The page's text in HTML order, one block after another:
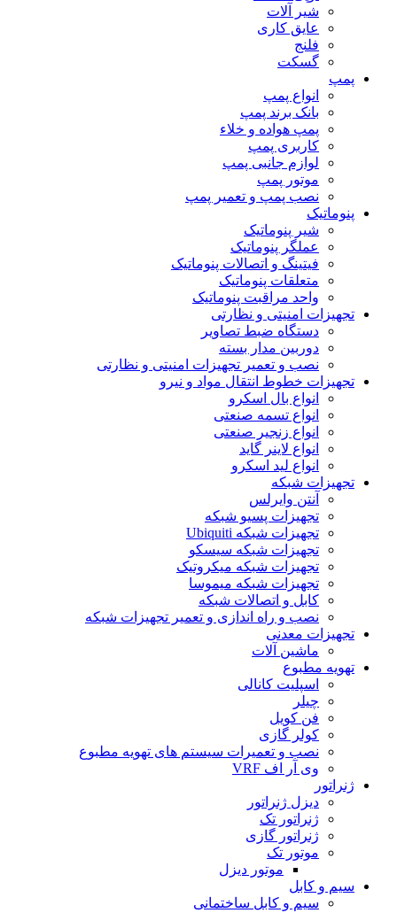
شیر آلات
عایق کاری
فلنج
گسکت
پمپ
انواع پمپ
بانک برند پمپ
پمپ هواده و خلاء
کاربری پمپ
لوازم جانبی پمپ
موتور پمپ
نصب پمپ و تعمیر پمپ
پنوماتیک
شیر پنوماتیک
عملگر پنوماتیک
فیتینگ و اتصالات پنوماتیک
متعلقات پنوماتیک
واحد مراقبت پنوماتیک
تجهیزات امنیتی و نظارتی
دستگاه ضبط تصاویر
دوربین مدار بسته
نصب و تعمیر تجهیزات امنیتی و نظارتی
تجهیزات خطوط انتقال مواد و نیرو
انواع بال اسکرو
انواع تسمه صنعتی
انواع زنجیر صنعتی
انواع لاینر گاید
انواع لید اسکرو
تجهیزات شبکه
آنتن وایرلس
تجهیزات پسیو شبکه
تجهیزات شبکه Ubiquiti
تجهیزات شبکه سیسکو
تجهیزات شبکه میکروتیک
تجهیزات شبکه میموسا
کابل و اتصالات شبکه
نصب و راه اندازی و تعمیر تجهیزات شبکه
تجهیزات معدنی
ماشین آلات
تهویه مطبوع
اسپلیت کانالی
چیلر
فن کویل
کولر گازی
نصب و تعمیرات سیستم های تهویه مطبوع
وی آر اف VRF
ژنراتور
دیزل ژنراتور
ژنراتور تک
ژنراتور گازی
موتور تک
موتور دیزل
سیم و کابل
سیم و کابل ساختمانی